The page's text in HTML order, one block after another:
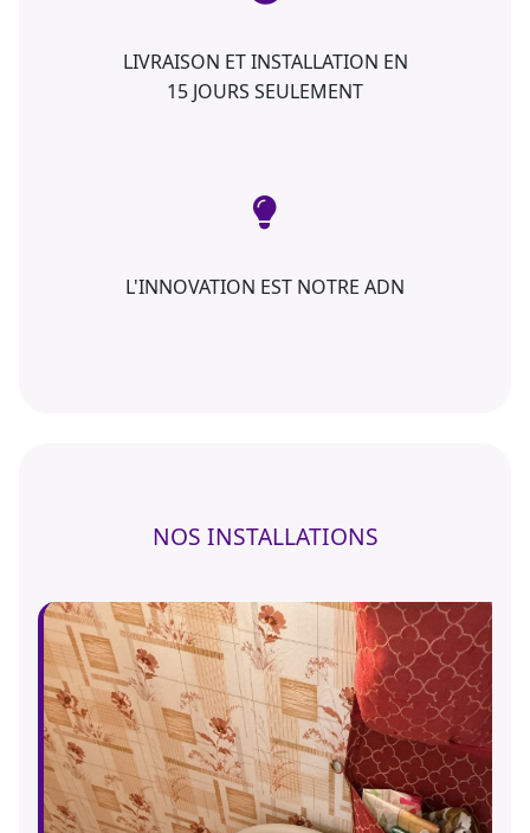
LIVRAISON ET INSTALLATION EN
15 JOURS SEULEMENT
L'INNOVATION EST NOTRE ADN
NOS INSTALLATIONS